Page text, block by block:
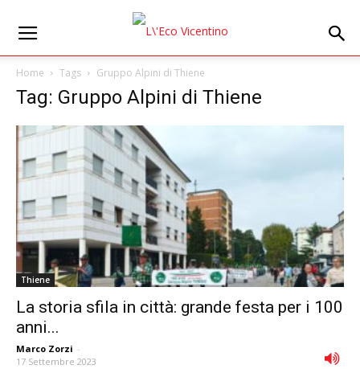
Home Tags Gruppo Alpini di Thiene
Tag: Gruppo Alpini di Thiene
Thiene
La storia sfila in città: grande festa per i 100
anni...
Marco Zorzi -
17 Settembre 2023